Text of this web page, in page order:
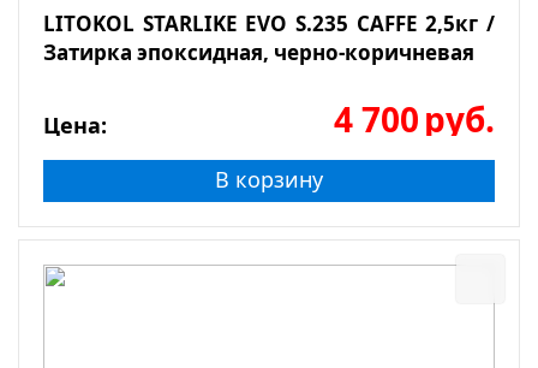
LITOKOL STARLIKE EVO S.235 CAFFE 2,5кг /
Затирка эпоксидная, черно-коричневая
Цена: 4 700руб.
В корзину